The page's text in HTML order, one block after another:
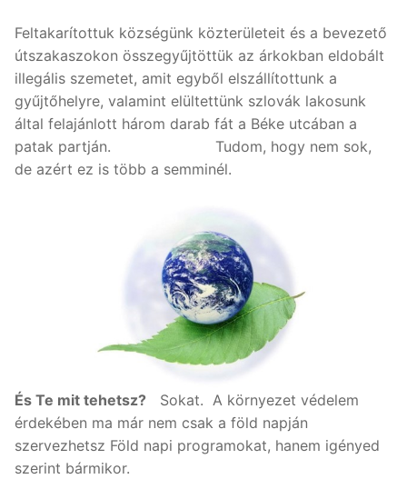
Feltakarítottuk községünk közterületeit és a bevezető
útszakaszokon összegyűjtöttük az árkokban eldobált
illegális szemetet, amit egyből elszállítottunk a
gyűjtőhelyre, valamint elültettünk szlovák lakosunk
által felajánlott három darab fát a Béke utcában a
patak partján. Tudom, hogy nem sok,
de azért ez is több a semminél.
És Te mit tehetsz? Sokat. A környezet védelem
érdekében ma már nem csak a föld napján
szervezhetsz Föld napi programokat, hanem igényed
szerint bármikor.